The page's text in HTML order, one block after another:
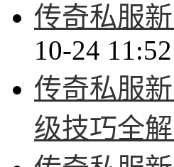
传奇私服
10-24
传奇私服
级技巧全